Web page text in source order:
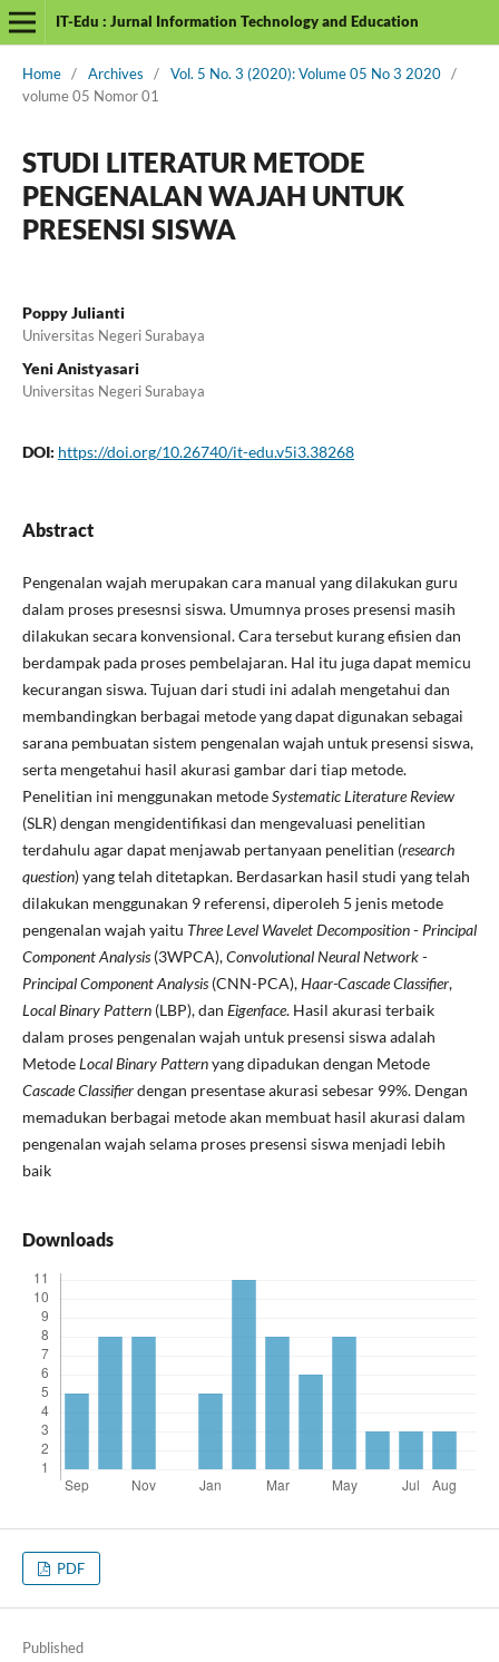
IT-Edu : Jurnal Information Technology and Education
Home / Archives / Vol. 5 No. 3 (2020): Volume 05 No 3 2020 /
volume 05 Nomor 01
STUDI LITERATUR METODE
PENGENALAN WAJAH UNTUK
PRESENSI SISWA
Poppy Julianti
Universitas Negeri Surabaya
Yeni Anistyasari
Universitas Negeri Surabaya
DOI: https://doi.org/10.26740/it-edu.v5i3.38268
Abstract
Pengenalan wajah merupakan cara manual yang dilakukan guru
dalam proses presesnsi siswa. Umumnya proses presensi masih
dilakukan secara konvensional. Cara tersebut kurang efisien dan
berdampak pada proses pembelajaran. Hal itu juga dapat memicu
kecurangan siswa. Tujuan dari studi ini adalah mengetahui dan
membandingkan berbagai metode yang dapat digunakan sebagai
sarana pembuatan sistem pengenalan wajah untuk presensi siswa,
serta mengetahui hasil akurasi gambar dari tiap metode.
Penelitian ini menggunakan metodeSystematicLiterature Review
(SLR) dengan mengidentifikasi dan mengevaluasi penelitian
terdahulu agar dapat menjawab pertanyaan penelitian (research
question) yang telah ditetapkan. Berdasarkan hasil studi yang telah
dilakukan menggunakan 9 referensi, diperoleh 5 jenis metode
pengenalan wajah yaitu Three Level Wavelet Decomposition- Principal
Component Analysis(3WPCA),Convolutional Neural Network-
Principal Component Analysis(CNN-PCA),Haar-Cascade Classifier,
Local Binary Pattern(LBP), dan Eigenface. Hasil akurasi terbaik
dalam proses pengenalan wajah untuk presensi siswa adalah
MetodeLocal Binary Patternyang dipadukan dengan Metode
Cascade Classifierdengan presentase akurasi sebesar 99%. Dengan
memadukan berbagai metode akan membuat hasil akurasi dalam
pengenalan wajah selama proses presensi siswa menjadi lebih
baik
Downloads
PDF
Published